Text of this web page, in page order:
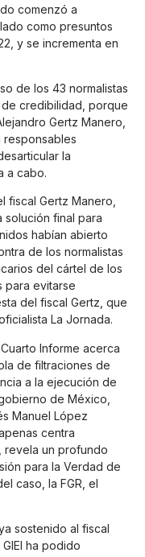
comenzó a
como presuntos
y se incrementa en
de los 43 normalistas
credibilidad, porque
Gertz Manero,
la
a cabo.
fiscal Gertz Manero,
solución final para
habían abierto
de los normalistas
del cártel de los
para evitarse
del fiscal Gertz, que
La Jornada.
Informe acerca
de filtraciones de
a la ejecución de
de México,
Manuel López
centra
revela un profundo
para la Verdad de
caso, la FGR, el
sostenido al fiscal
ha podido